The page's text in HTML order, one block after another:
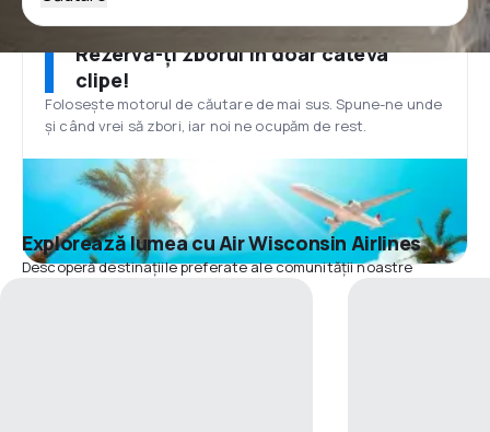
Rezervă-ți zborul în doar câteva
clipe!
Folosește motorul de căutare de mai sus. Spune-ne unde
și când vrei să zbori, iar noi ne ocupăm de rest.
Explorează lumea cu Air Wisconsin Airlines
Descoperă destinațiile preferate ale comunității noastre